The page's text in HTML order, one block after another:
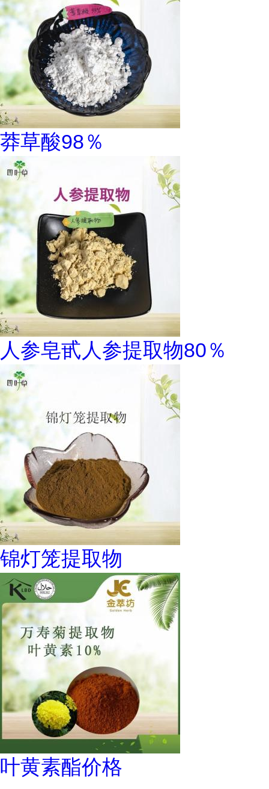
莽草酸98％
人参皂甙人参提取物80％
锦灯笼提取物
叶黄素酯价格